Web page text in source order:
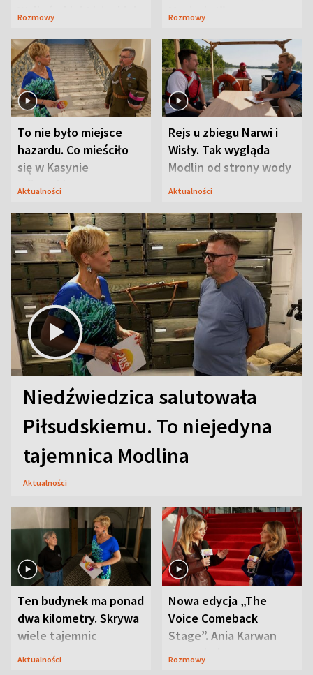
Waligórskiej-Lisieckiej.
Rozmowy
Maciusiu I”
Rozmowy
To nie było miejsce
hazardu. Co mieściło
się w Kasynie
Oficerskim?
Aktualności
Rejs u zbiegu Narwi i
Wisły. Tak wygląda
Modlin od strony wody
Aktualności
Niedźwiedzica salutowała
Piłsudskiemu. To niejedyna
tajemnica Modlina
Aktualności
Ten budynek ma ponad
dwa kilometry. Skrywa
wiele tajemnic
Aktualności
Nowa edycja „The
Voice Comeback
Stage”. Ania Karwan
zapowiada
Rozmowy